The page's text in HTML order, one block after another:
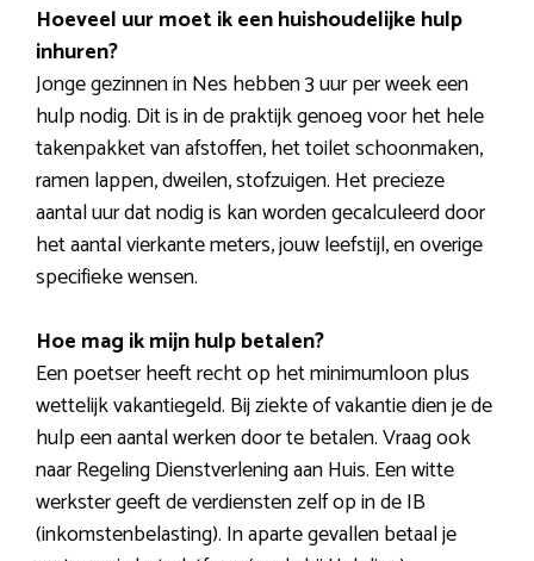
Hoeveel uur moet ik een huishoudelijke hulp
inhuren?
Jonge gezinnen in Nes hebben 3 uur per week een
hulp nodig. Dit is in de praktijk genoeg voor het hele
takenpakket van afstoffen, het toilet schoonmaken,
ramen lappen, dweilen, stofzuigen. Het precieze
aantal uur dat nodig is kan worden gecalculeerd door
het aantal vierkante meters, jouw leefstijl, en overige
specifieke wensen.
Hoe mag ik mijn hulp betalen?
Een poetser heeft recht op het minimumloon plus
wettelijk vakantiegeld. Bij ziekte of vakantie dien je de
hulp een aantal werken door te betalen. Vraag ook
naar Regeling Dienstverlening aan Huis. Een witte
werkster geeft de verdiensten zelf op in de IB
(inkomstenbelasting). In aparte gevallen betaal je